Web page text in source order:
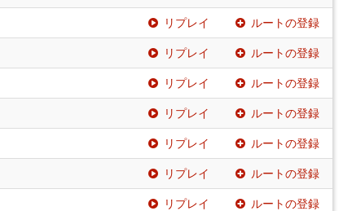
リプレイ ルートの登録
リプレイ ルートの登録
リプレイ ルートの登録
リプレイ ルートの登録
リプレイ ルートの登録
リプレイ ルートの登録
リプレイ ルートの登録